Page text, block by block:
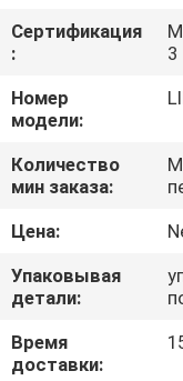
МЫ
НОВОСТИ
СЛУЧАИ
Сертификация
:
3
Номер
модели:
Количество
мин заказа:
Цена:
Упаковывая
детали:
Время
доставки: